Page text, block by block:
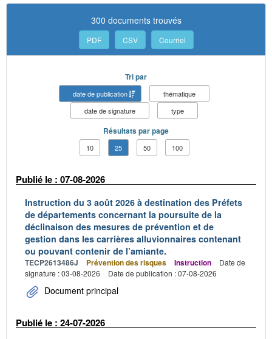
300 documents trouvés
PDF CSV Courriel
Tri par
date de publication
thématique
date de signature
type
Résultats par page
10 25 50 100
Publié le : 07-08-2026
Instruction du 3 août 2026 à destination des Préfets
de départements concernant la poursuite de la
déclinaison des mesures de prévention et de
gestion dans les carrières alluvionnaires contenant
ou pouvant contenir de l’amiante.
TECP2613486J Prévention des risques Instruction
Date de
signature : 03-08-2026
Date de publication : 07-08-2026
Document principal
Publié le : 24-07-2026